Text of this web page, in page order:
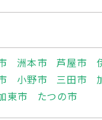
洲本市 芦屋市
小野市 三田市
東市 たつの市